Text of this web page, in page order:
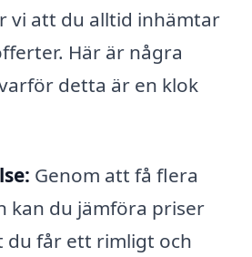
vi att du alltid inhämtar
Här är några
detta är en klok
Genom att få flera
kan du jämföra priser
du får ett rimligt och